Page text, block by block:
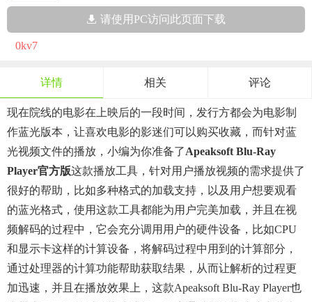
请使用PC访问此页面下载
0kv7
详情 相关 评论
现在院线的电影在上映后的一段时间，发行方都会为电影制
作蓝光版本，让喜欢电影的影迷们可以购买收藏，而针对蓝
光视频文件的播放，小编为你准备了Apeaksoft Blu-Ray
Player官方版这款播放工具，针对用户播放视频的需求提供了
很好的帮助，比如多种格式的加载支持，以及用户想要观看
的蓝光格式，使用这款工具都能为用户完美加载，并且在视
频解码的过程中，它会充分调用用户的硬件设备，比如CPU
和显示卡这样的计算设备，将解码过程中用到的计算部分，
通过处理器的计算功能帮助获取结果，从而让解析的过程更
加迅速，并且在播放效果上，这款Apeaksoft Blu-Ray Player也